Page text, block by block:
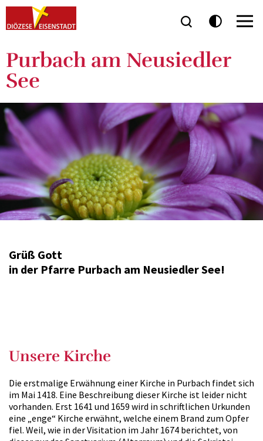
Purbach am Neusiedler
See
Grüß Gott
in der Pfarre Purbach am Neusiedler See!
Unsere Kirche
Die erstmalige Erwähnung einer Kirche in Purbach findet sich
im Mai 1418. Eine Beschreibung dieser Kirche ist leider nicht
vorhanden. Erst 1641 und 1659 wird in schriftlichen Urkunden
eine „enge“ Kirche erwähnt, welche einem Brand zum Opfer
fiel. Weil, wie in der Visitation im Jahr 1674 berichtet, von